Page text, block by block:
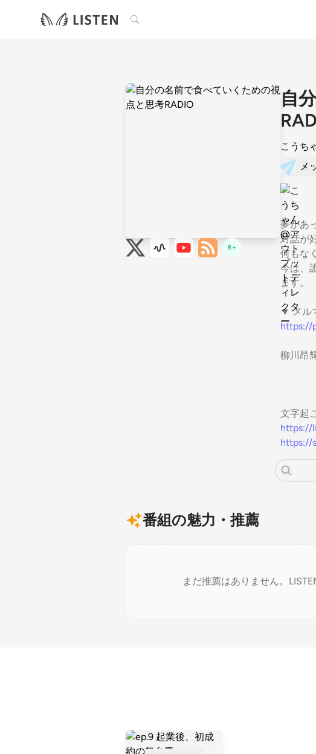
検索
R+
自
こうち
メ
夢があ
対話が
何もな
今は、
ます。
▼ メル
https://
柳川昂
文字起
https://
https://
番組の魅力・推薦
まだ推薦はありません。